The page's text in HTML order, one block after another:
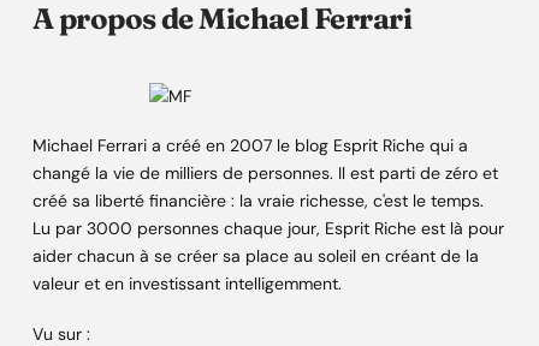
A propos de Michael Ferrari
Michael Ferrari a créé en 2007 le blog Esprit Riche qui a
changé la vie de milliers de personnes. Il est parti de zéro et
créé sa liberté financière : la vraie richesse, c'est le temps.
Lu par 3000 personnes chaque jour, Esprit Riche est là pour
aider chacun à se créer sa place au soleil en créant de la
valeur et en investissant intelligemment.
Vu sur :